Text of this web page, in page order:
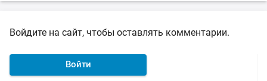
Войдите на сайт, чтобы оставлять комментарии.
Войти